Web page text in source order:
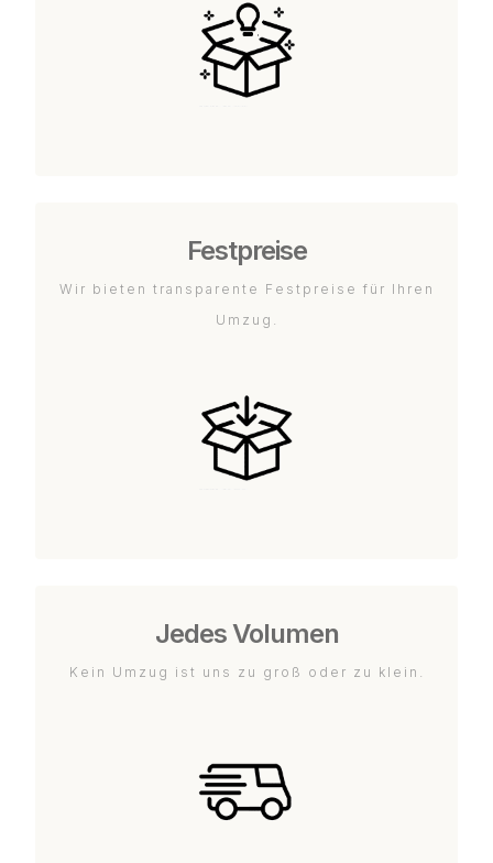
Festpreise
Wir bieten transparente Festpreise für Ihren
Umzug.
Jedes Volumen
Kein Umzug ist uns zu groß oder zu klein.